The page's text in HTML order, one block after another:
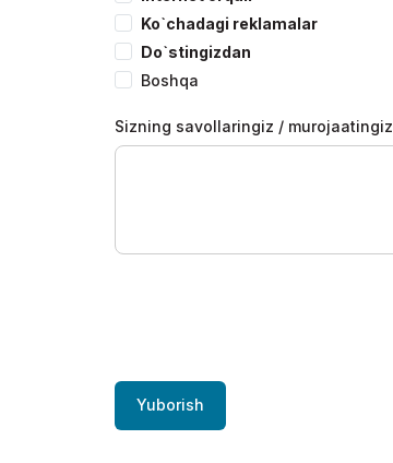
Ko`chadagi reklamalar
Do`stingizdan
Boshqa
Sizning savollaringiz / murojaatingiz
Yuborish